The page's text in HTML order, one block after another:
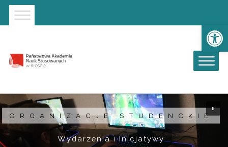
Strona główna
Przejdź do wyszukiwarki
Przejdź do menu głównego
ORGANIZACJE STUDENCKIE
Wydarzenia i Inicjatywy